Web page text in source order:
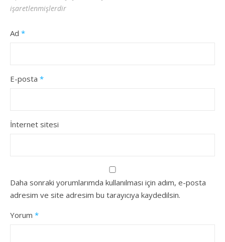
işaretlenmişlerdir
Ad *
E-posta *
İnternet sitesi
Daha sonraki yorumlarımda kullanılması için adım, e-posta
adresim ve site adresim bu tarayıcıya kaydedilsin.
Yorum *